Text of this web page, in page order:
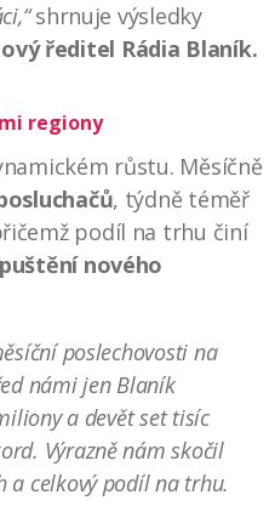
shrnuje výsledky
ředitel Rádia Blaník.
regiony
růstu. Měsíčně
, týdně téměř
podíl na trhu činí
nového
poslechovosti na
námi jen Blaník
a devět set tisíc
Výrazně nám skočil
a celkový podíl na trhu.